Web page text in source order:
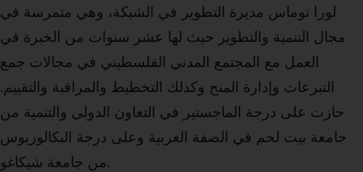
لورا توماس مديرة التطوير في الشبكة، وهي متمرسة في
مجال التنمية والتطوير حيث لها عشر سنوات من الخبرة في
العمل مع المجتمع المدني الفلسطيني في مجالات جمع
التبرعات وإدارة المنح وكذلك التخطيط والمراقبة والتقييم.
حازت على درجة الماجستير في التعاون الدولي والتنمية من
جامعة بيت لحم في الضفة الغربية وعلى درجة البكالوريوس
من جامعة شيكاغو.